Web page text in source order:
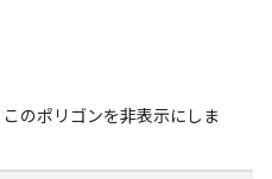
のポリゴンを非表示にしま